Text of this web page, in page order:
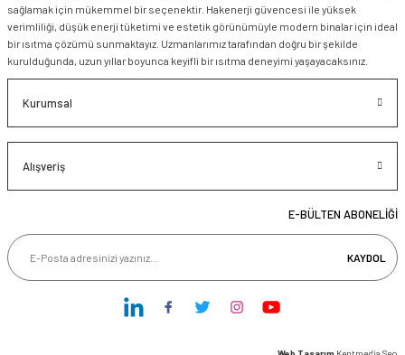
sağlamak için mükemmel bir seçenektir. Hakenerji güvencesi ile yüksek
verimliliği, düşük enerji tüketimi ve estetik görünümüyle modern binalar için ideal
bir ısıtma çözümü sunmaktayız. Uzmanlarımız tarafından doğru bir şekilde
kurulduğunda, uzun yıllar boyunca keyifli bir ısıtma deneyimi yaşayacaksınız.
Kurumsal
Alışveriş
E-BÜLTEN ABONELİĞİ
KAYDOL